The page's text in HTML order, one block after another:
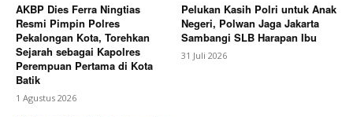
AKBP Dies Ferra Ningtias
Resmi Pimpin Polres
Pekalongan Kota, Torehkan
Sejarah sebagai Kapolres
Perempuan Pertama di Kota
Batik
1 Agustus 2026
Pelukan Kasih Polri untuk Anak
Negeri, Polwan Jaga Jakarta
Sambangi SLB Harapan Ibu
31 Juli 2026